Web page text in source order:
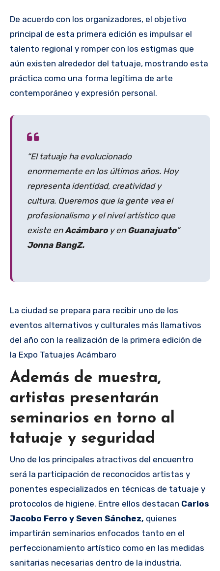
De acuerdo con los organizadores, el objetivo
principal de esta primera edición es impulsar el
talento regional y romper con los estigmas que
aún existen alrededor del tatuaje, mostrando esta
práctica como una forma legítima de arte
contemporáneo y expresión personal.
“El tatuaje ha evolucionado
enormemente en los últimos años. Hoy
representa identidad, creatividad y
cultura. Queremos que la gente vea el
profesionalismo y el nivel artístico que
existe enAcámbaro y en Guanajuato”
Jonna BangZ.
La ciudad se prepara para recibir uno de los
eventos alternativos y culturales más llamativos
del año con la realización de la primera edición de
la Expo Tatuajes Acámbaro
Además de muestra,
artistas presentarán
seminarios en torno al
tatuaje y seguridad
Uno de los principales atractivos del encuentro
será la participación de reconocidos artistas y
ponentes especializados en técnicas de tatuaje y
protocolos de higiene. Entre ellos destacan Carlos
Jacobo Ferro y Seven Sánchez, quienes
impartirán seminarios enfocados tanto en el
perfeccionamiento artístico como en las medidas
sanitarias necesarias dentro de la industria.